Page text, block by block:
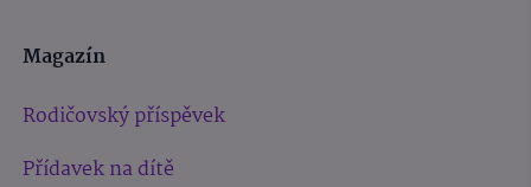
Magazín
Rodičovský příspěvek
Přídavek na dítě